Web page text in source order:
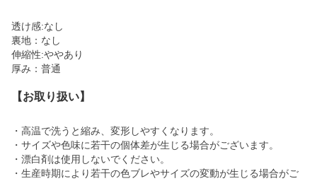
透け感:なし
裏地：なし
伸縮性:ややあり
厚み：普通
【お取り扱い】
・高温で洗うと縮み、変形しやすくなります。
・サイズや色味に若干の個体差が生じる場合がございます。
・漂白剤は使用しないでください。
・生産時期により若干の色ブレやサイズの変動が生じる場合がご